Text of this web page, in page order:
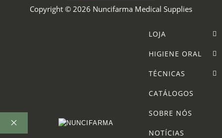
Copyright © 2026 Nuncifarma Medical Supplies
FECHAR
LOJA
HIGIENE ORAL
TÉCNICAS
CATÁLOGOS
SOBRE NÓS
NOTÍCIAS